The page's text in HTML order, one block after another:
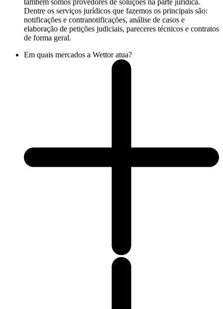
também somos provedores de soluções na parte jurídica.
Dentre os serviços jurídicos que fazemos os principais são:
notificações e contranotificações, análise de casos e
elaboração de petições judiciais, pareceres técnicos e contratos
de forma geral.
Em quais mercados a Wettor atua?